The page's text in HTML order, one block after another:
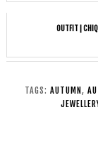
OUTFIT |
TAGS: AUTUMN ,